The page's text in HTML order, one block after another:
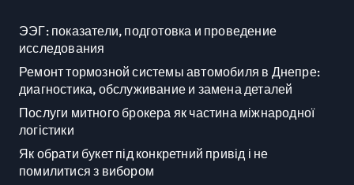
ЭЭГ: показатели, подготовка и проведение
исследования
Ремонт тормозной системы автомобиля в Днепре:
диагностика, обслуживание и замена деталей
Послуги митного брокера як частина міжнародної
логістики
Як обрати букет під конкретний привід і не
помилитися з вибором